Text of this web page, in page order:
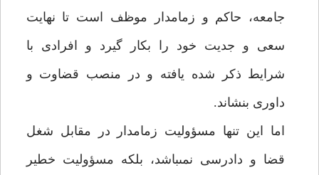
جامعه، حاكم و زمامدار موظف است تا نهايت
سعى و جديت خود را بكار گيرد و افرادى با
شرايط ذكر شده يافته و در منصب قضاوت و
داورى بنشاند.
اما اين تنها مسؤوليت زمامدار در مقابل شغل
قضا و دادرسى نمى‏باشد، بلكه مسؤوليت خطير